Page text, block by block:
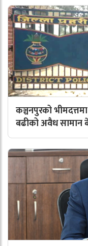
कञ्चनपुरको
बढीको अवैध सामान